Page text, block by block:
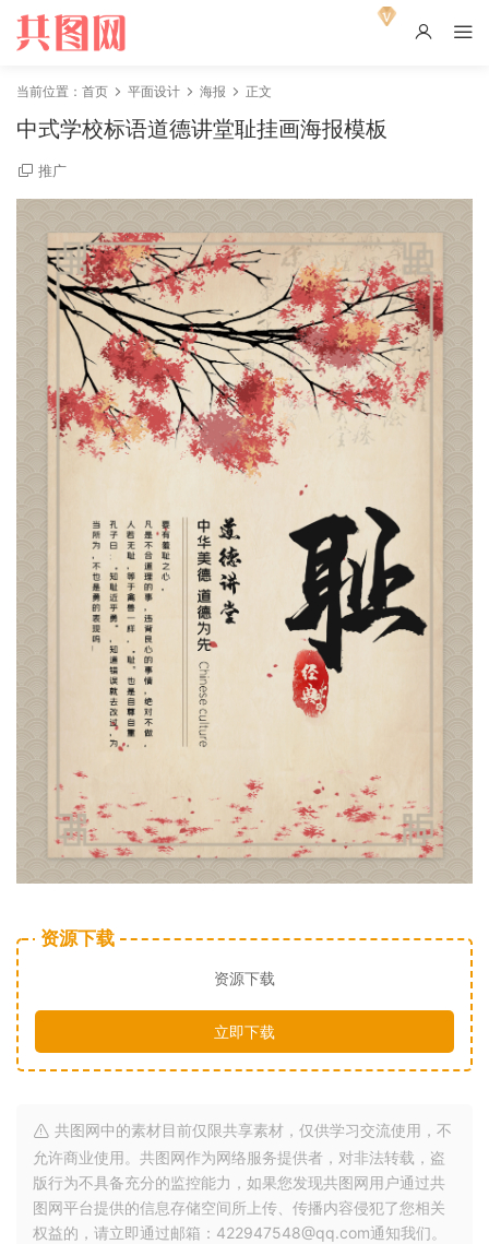
当前位置： 首页 平面设计 海报 正文
中式学校标语道德讲堂耻挂画海报模板
推广
资源下载
资源下载
立即下载
共图网中的素材目前仅限共享素材，仅供学习交流使用，不
允许商业使用。共图网作为网络服务提供者，对非法转载，盗
版行为不具备充分的监控能力，如果您发现共图网用户通过共
图网平台提供的信息存储空间所上传、传播内容侵犯了您相关
权益的，请立即通过邮箱：422947548@qq.com通知我们。